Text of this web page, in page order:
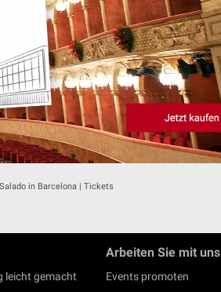
in Barcelona | Tickets
leicht gemacht
Arbeiten Sie mit uns
Events promoten